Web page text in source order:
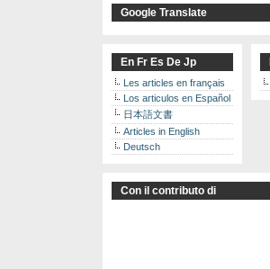
Google Translate
En Fr Es De Jp
Les articles en français
Los articulos en Español
日本語文書
Articles in English
Deutsch
Con il contributo di